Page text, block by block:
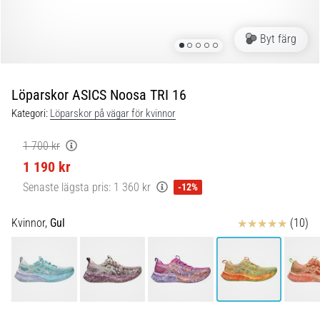
är
de
och
hur
genomförs
de?
testar
run
snabbhet,
Byt färg
Löparskor ASICS Noosa TRI 16
Kategori: Löparskor på vägar för kvinnor
1 700 kr
1 190 kr
Senaste lägsta pris: 1 360 kr -12%
Kvinnor, Gul Recensioner (10)